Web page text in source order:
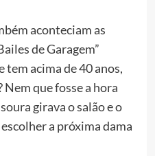
aconteciam as
de Garagem”
tem acima de 40 anos,
que fosse a hora
girava o salão e o
a próxima dama